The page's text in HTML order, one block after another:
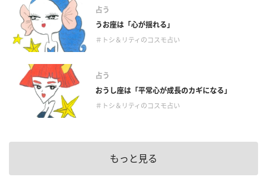
占う
うお座は「心が揺れる」
＃トシ＆リティのコスモ占い
占う
おうし座は「平常心が成長のカギになる」
＃トシ＆リティのコスモ占い
もっと見る